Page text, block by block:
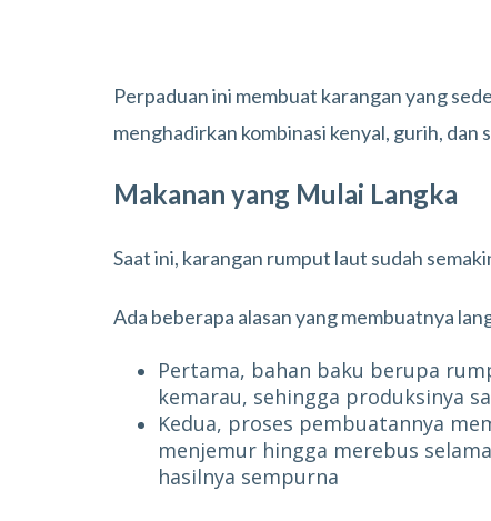
Perpaduan ini membuat karangan yang
menghadirkan kombinasi kenyal, gurih, dan
Makanan yang Mulai Langka
Saat ini, karangan rumput laut sudah
Ada beberapa alasan yang membuatnya
Pertama, bahan baku berupa
kemarau, sehingga produksinya
Kedua, proses pembuatannya
menjemur hingga merebus
hasilnya sempurna